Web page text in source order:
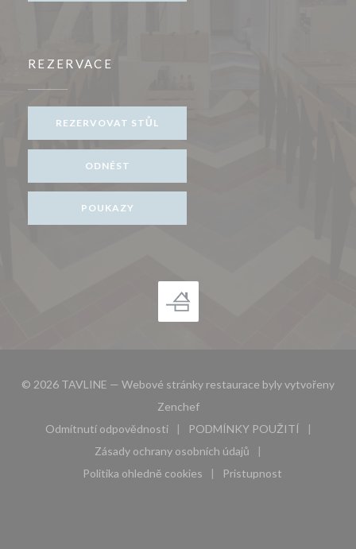
REZERVACE
REZERVOVAT STŮL
ODNÉST
POUKAZY
© 2026 TAVLINE — Webové stránky restaurace byly vytvořeny
Zenchef((otevře se v novém okně))
Odmítnutí odpovědnosti
((otevře se v novém okně))
PODMÍNKY POUŽITÍ
((otevře se v novém
Zásady ochrany osobních údajů
((otevře se v novém okně))
Politika ohledně cookies
((otevře se v novém okně))
Pristupnost
((otevře se v novém